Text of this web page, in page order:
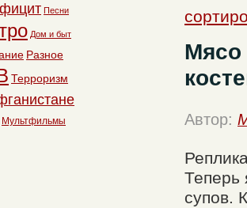
Мясо
Автор:
Теперь
супов.
Песни
Дом и быт
Разное
Терроризм
Мультфильмы